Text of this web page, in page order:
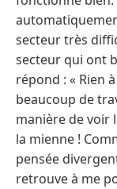
secteur très
secteur qui ont
répond : « Rien
beaucoup de
manière de voir
la mienne !
pensée
retrouve à me